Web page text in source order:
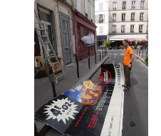
Je suis ensuite venu déguster
assis sur le trottoir à
s'attardant aux folies créatrices
Animé par l'image je suis
argentiques réalisé à
JF m'a invité à les accrocher
marqué par les clous des